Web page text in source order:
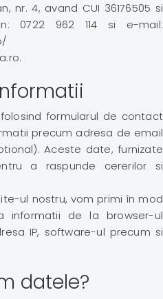
nr. 4, avand CUI 36176505 si
0722 962 114 si e-mail:
formularul de contact
precum adresa de email
Aceste date, furnizate
a raspunde cererilor si
ul nostru, vom primi în mod
informatii de la browser-ul
IP, software-ul precum si
datele?